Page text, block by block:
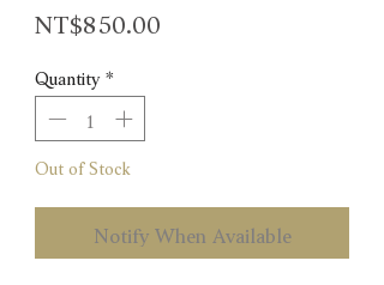
NT$850.00
Quantity *
Out of Stock
Notify When Available